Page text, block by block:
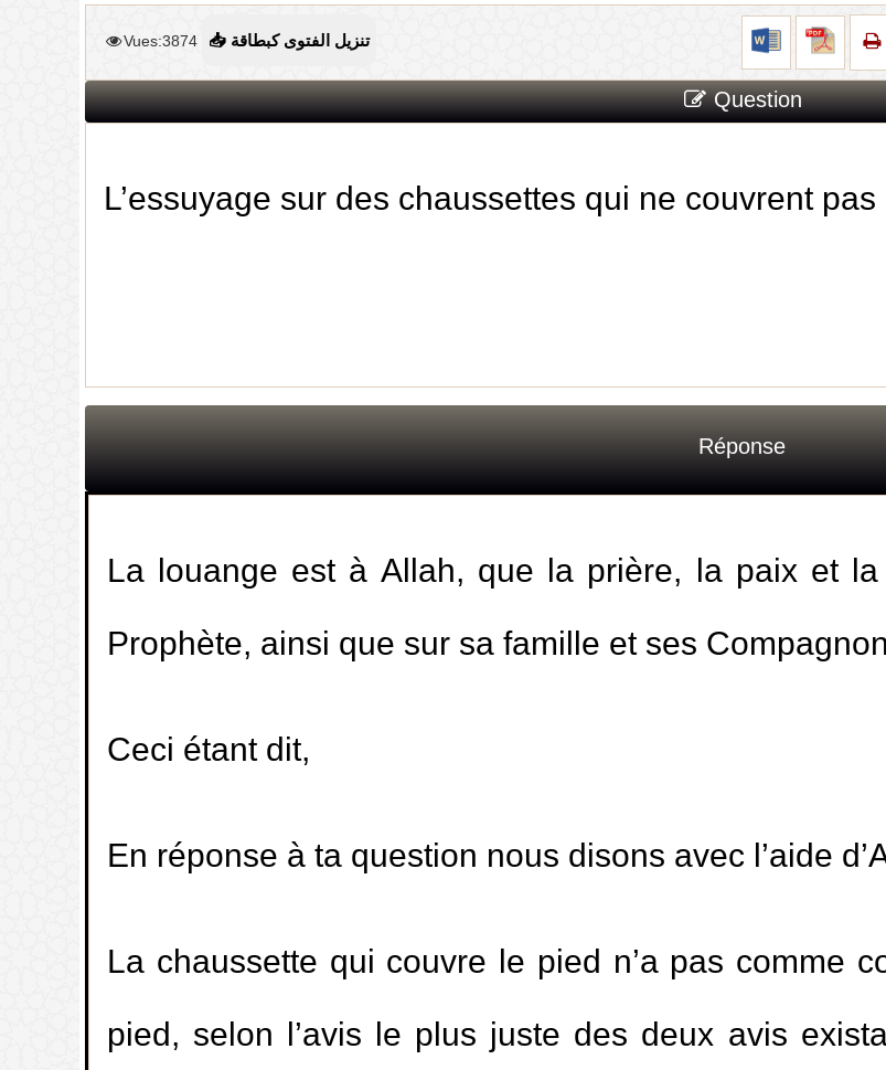
Vues:3874 📥 تنزيل الفتوى كبطاقة
Question
L’essuyage sur des chaussettes qui ne couvrent
Réponse
La louange est à Allah, que la prière, la paix et
Prophète, ainsi que sur sa famille et ses
Ceci étant dit,
En réponse à ta question nous disons avec l’aide
La chaussette qui couvre le pied n’a pas comme
pied, selon l’avis le plus juste des deux avis